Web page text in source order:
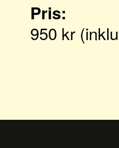
Pris:
950 kr